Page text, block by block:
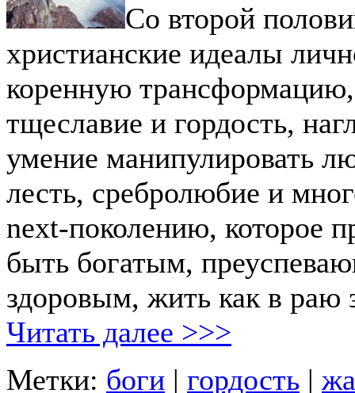
Со второй
христианские идеалы
коренную трансформацию,
тщеславие и гордость,
умение манипулировать
лесть, сребролюбие и
next-поколению, которое
быть богатым,
здоровым, жить как в раю
Читать далее >>>
Метки: боги | гордость |